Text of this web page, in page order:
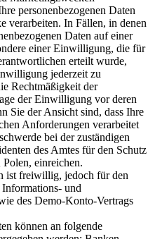
personenbezogenen Daten
verarbeiten. In Fällen, in denen
Daten auf einer
einer Einwilligung, die für
erteilt wurde,
jederzeit zu
Rechtmäßigkeit der
der Einwilligung vor deren
Sie der Ansicht sind, dass Ihre
Anforderungen verarbeitet
bei der zuständigen
des Amtes für den Schutz
einreichen.
ist freiwillig, jedoch für den
Informations- und
des Demo-Konto-Vertrags
können an folgende